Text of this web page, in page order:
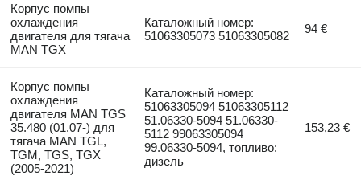
Корпус помпы
охлаждения
двигателя для тягача
MAN TGX
Каталожный номер:
51063305073 51063305082
94 €
Корпус помпы
охлаждения
двигателя MAN TGS
35.480 (01.07-) для
тягача MAN TGL,
TGM, TGS, TGX
(2005-2021)
Каталожный номер:
51063305094 51063305112
51.06330-5094 51.06330-
5112 99063305094
99.06330-5094, топливо:
дизель
153,23 €